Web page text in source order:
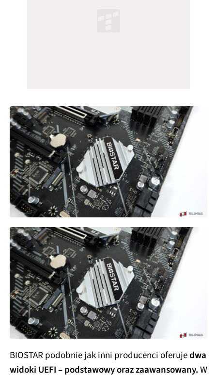
BIOSTAR podobnie jak inni producenci oferujedwa
widoki UEFI – podstawowy oraz zaawansowany.W